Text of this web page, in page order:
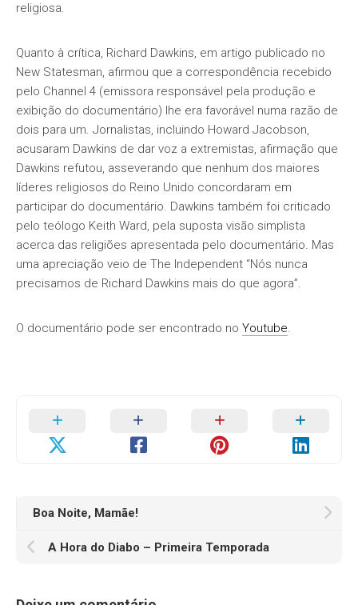
religiosa.
Quanto à crítica, Richard Dawkins, em artigo publicado no
New Statesman, afirmou que a correspondência recebido
pelo Channel 4 (emissora responsável pela produção e
exibição do documentário) lhe era favorável numa razão de
dois para um. Jornalistas, incluindo Howard Jacobson,
acusaram Dawkins de dar voz a extremistas, afirmação que
Dawkins refutou, asseverando que nenhum dos maiores
líderes religiosos do Reino Unido concordaram em
participar do documentário. Dawkins também foi criticado
pelo teólogo Keith Ward, pela suposta visão simplista
acerca das religiões apresentada pelo documentário. Mas
uma apreciação veio de The Independent “Nós nunca
precisamos de Richard Dawkins mais do que agora”.
O documentário pode ser encontrado no Youtube.
Boa Noite, Mamãe!
A Hora do Diabo – Primeira Temporada